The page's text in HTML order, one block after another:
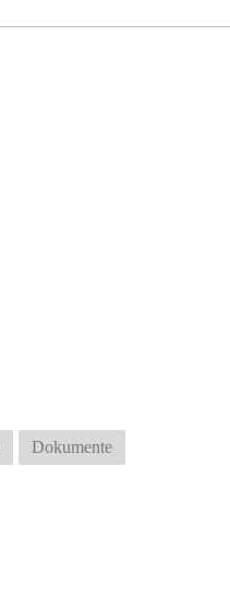
Dokumente